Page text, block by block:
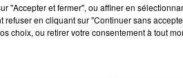
"Accepter et fermer", ou affiner en
refuser en cliquant sur "Continuer sans
choix, ou retirer votre consentement à tout